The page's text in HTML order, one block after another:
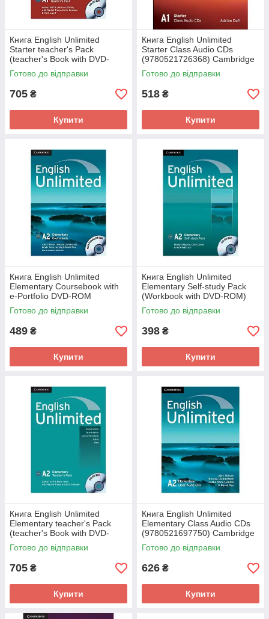
Книга English Unlimited
Starter teacher's Pack
(teacher's Book with DVD-
ROM) (9780521726382)
Cambridge University Press
Готово до відправки
705 ₴
Купити
Книга English Unlimited
Starter Class Audio CDs
(9780521726368) Cambridge
University Press
Готово до відправки
518 ₴
Купити
Книга English Unlimited
Elementary Coursebook with
e-Portfolio DVD-ROM
(9780521697729) Cambridge
University Press
Готово до відправки
489 ₴
Купити
Книга English Unlimited
Elementary Self-study Pack
(Workbook with DVD-ROM)
(9780521697743) Cambridge
University Press
Готово до відправки
398 ₴
Купити
Книга English Unlimited
Elementary teacher's Pack
(teacher's Book with DVD-
ROM) (9780521697767)
Cambridge University Press
Готово до відправки
705 ₴
Купити
Книга English Unlimited
Elementary Class Audio CDs
(9780521697750) Cambridge
University Press
Готово до відправки
626 ₴
Купити